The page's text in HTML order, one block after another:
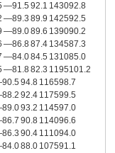
―91.5 92.1 143092.8
―89.3 89.9 142592.5
―89.0 89.6 139090.2
―86.8 87.4 134587.3
―84.0 84.5 131085.0
―81.8 82.3 1195101.2
94.8 116598.7
92.4 117599.5
93.2 114597.0
90.8 114096.6
90.4 111094.0
88.0 107591.1